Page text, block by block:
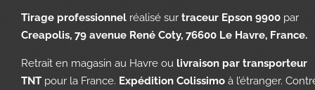
Tirage professionnel réalisé sur traceur Epson 9900 par
Creapolis, 79 avenue René Coty, 76600 Le Havre, France.
Retrait en magasin au Havre ou livraison par transporteur
TNT pour la France. Expédition Colissimo à l’étranger.